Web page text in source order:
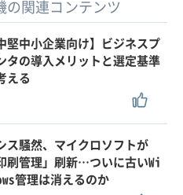
の関連コンテンツ
堅中小企業向け】ビジネスプ
タの導入メリットと選定基準
える
ス騒然、マイクロソフトが
刷管理」刷新…ついに古いWi
管理は消えるのか